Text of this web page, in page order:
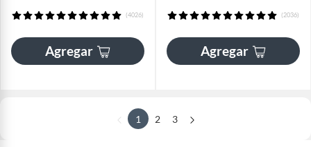
(4026)
Agregar
(2036)
Agregar
1 2 3